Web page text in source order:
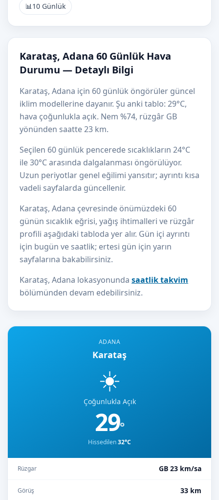
ADANA
Karataş
☀️
Çoğunlukla Açık
29°
Hissedilen32°C
Rüzgar GB 23 km/sa
Görüş 33 km
📊10 Günlük
Karataş, Adana 60 Günlük Hava
Durumu — Detaylı Bilgi
Karataş, Adana için 60 günlük öngörüler güncel
iklim modellerine dayanır. Şu anki tablo: 29°C,
hava çoğunlukla açık. Nem %74, rüzgâr GB
yönünden saatte 23 km.
Seçilen 60 günlük pencerede sıcaklıkların 24°C
ile 30°C arasında dalgalanması öngörülüyor.
Uzun periyotlar genel eğilimi yansıtır; ayrıntı kısa
vadeli sayfalarda güncellenir.
Karataş, Adana çevresinde önümüzdeki 60
günün sıcaklık eğrisi, yağış ihtimalleri ve rüzgâr
profili aşağıdaki tabloda yer alır. Gün içi ayrıntı
için bugün ve saatlik; ertesi gün için yarın
sayfalarına bakabilirsiniz.
Karataş, Adana lokasyonunda saatlik takvim
bölümünden devam edebilirsiniz.